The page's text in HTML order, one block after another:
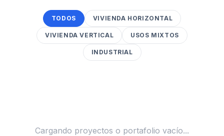
TODOS VIVIENDA HORIZONTAL
VIVIENDA VERTICAL USOS MIXTOS
INDUSTRIAL
Cargando proyectos o portafolio vacío...